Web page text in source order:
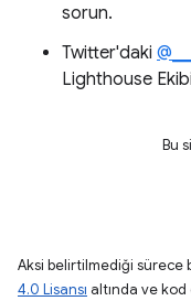
sorun.
Twitter'daki
Lighthouse
Bu
Aksi belirtilmediği sürece
4.0 Lisansı altında ve